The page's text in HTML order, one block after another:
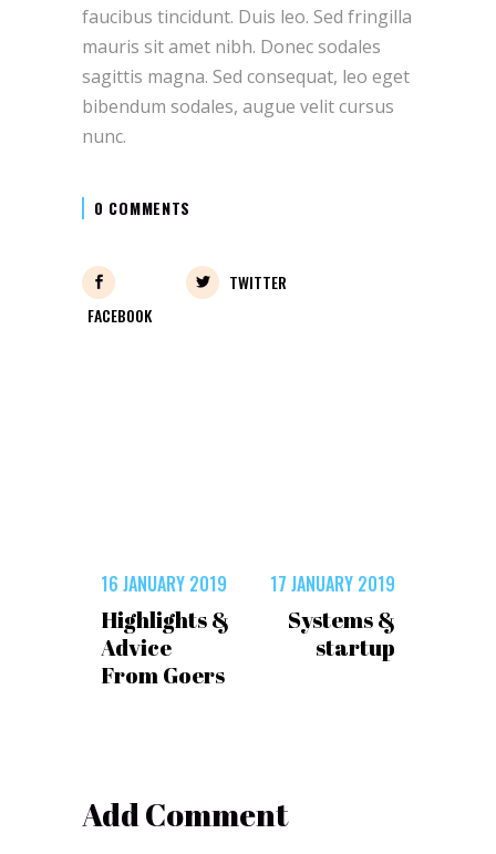
faucibus tincidunt. Duis leo. Sed fringilla
mauris sit amet nibh. Donec sodales
sagittis magna. Sed consequat, leo eget
bibendum sodales, augue velit cursus
nunc.
0 COMMENTS
FACEBOOK
TWITTER
16 JANUARY 2019
Highlights &
Advice
From Goers
17 JANUARY 2019
Systems &
startup
Add Comment